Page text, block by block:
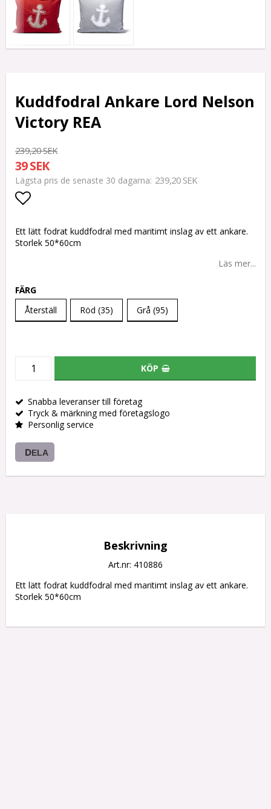
Kuddfodral Ankare Lord Nelson
Victory REA
239,20 SEK
39 SEK
Lägsta pris de senaste 30 dagarna 239,20 SEK
Ett lätt fodrat kuddfodral med maritimt inslag av ett ankare.
Storlek 50*60cm
Läs mer...
FÄRG
Återställ
Röd (35) Grå (95)
KÖP
Snabba leveranser till företag
Tryck & märkning med företagslogo
Personlig service
DELA
Beskrivning
Art.nr: 410886
Ett lätt fodrat kuddfodral med maritimt inslag av ett ankare.
Storlek 50*60cm